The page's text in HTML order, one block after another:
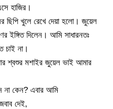
হাজির।
ছিপি খুলে রেখে দেয়া হলো। জুয়েল
ইঙ্গিত দিলেন। আমি সাধারনতঃ
চাই না।
শ্বশুর মশাইর জুয়েল ভাই আমার
না কেন? এবার আমি
দেই,